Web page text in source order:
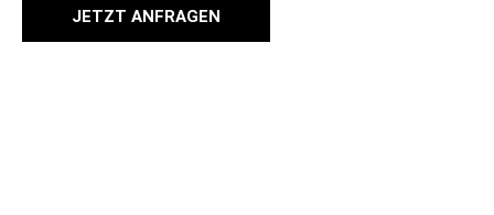
JETZT ANFRAGEN